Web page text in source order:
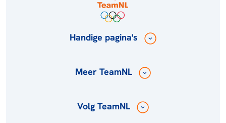
Handige pagina's
Meer TeamNL
Volg TeamNL